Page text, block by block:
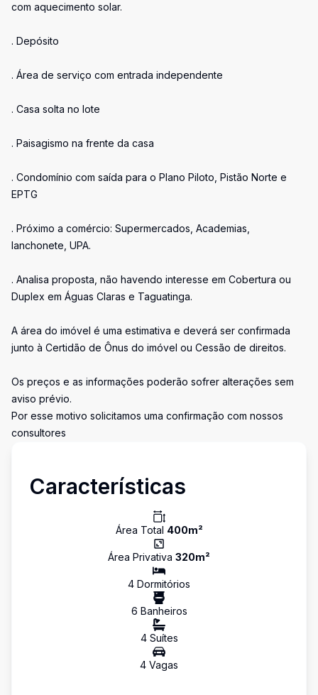
com aquecimento solar.
. Depósito
. Área de serviço com entrada independente
. Casa solta no lote
. Paisagismo na frente da casa
. Condomínio com saída para o Plano Piloto, Pistão Norte e
EPTG
. Próximo a comércio: Supermercados, Academias,
lanchonete, UPA.
. Analisa proposta, não havendo interesse em Cobertura ou
Duplex em Águas Claras e Taguatinga.
A área do imóvel é uma estimativa e deverá ser confirmada
junto à Certidão de Ônus do imóvel ou Cessão de direitos.
Os preços e as informações poderão sofrer alterações sem
aviso prévio.
Por esse motivo solicitamos uma confirmação com nossos
consultores
Características
Área Total 400m²
Área Privativa 320m²
4 Dormitórios
6 Banheiros
4Suítes
4 Vagas